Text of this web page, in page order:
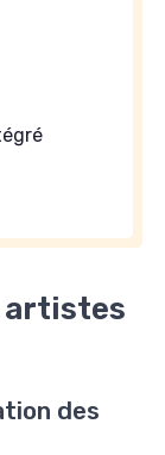
artistes
des